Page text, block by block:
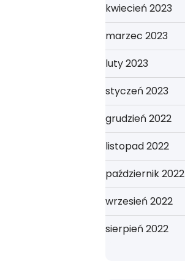
kwiecień 2023
marzec 2023
luty 2023
styczeń 2023
grudzień 2022
listopad 2022
październik 2022
wrzesień 2022
sierpień 2022